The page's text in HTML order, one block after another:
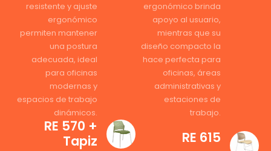
resistente y ajuste
ergonómico
permiten mantener
una postura
adecuada, ideal
para oficinas
modernas y
espacios de trabajo
dinámicos.
RE 570 +
Tapiz
ergonómico brinda
apoyo al usuario,
mientras que su
diseño compacto la
hace perfecta para
oficinas, áreas
administrativas y
estaciones de
trabajo.
RE 615